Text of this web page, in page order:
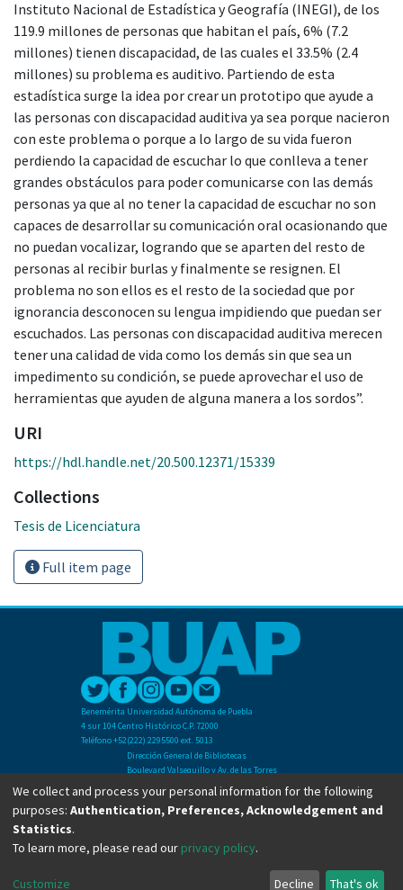
Instituto Nacional de Estadística y Geografía (INEGI), de los
119.9 millones de personas que habitan el país, 6% (7.2
millones) tienen discapacidad, de las cuales el 33.5% (2.4
millones) su problema es auditivo. Partiendo de esta
estadística surge la idea por crear un prototipo que ayude a
las personas con discapacidad auditiva ya sea porque nacieron
con este problema o porque a lo largo de su vida fueron
perdiendo la capacidad de escuchar lo que conlleva a tener
grandes obstáculos para poder comunicarse con las demás
personas ya que al no tener la capacidad de escuchar no son
capaces de desarrollar su comunicación oral ocasionando que
no puedan vocalizar, logrando que se aparten del resto de
personas al recibir burlas y finalmente se resignen. El
problema no son ellos es el resto de la sociedad que por
ignorancia desconocen su lengua impidiendo que puedan ser
escuchados. Las personas con discapacidad auditiva merecen
tener una calidad de vida como los demás sin que sea un
impedimento su condición, se puede aprovechar el uso de
herramientas que ayuden de alguna manera a los sordos”.
URI
https://hdl.handle.net/20.500.12371/15339
Collections
Tesis de Licenciatura
Full item page
Benemérita Universidad Autónoma de Puebla
4 sur 104 Centro Histórico C.P. 72000
Teléfono +52(222) 2295500 ext. 5013
Dirección General de Bibliotecas
Boulevard Valsequillo y Av. de las Torres
Ciudad Universitaria. Col. San Manuel
C.P. 72570
Teléfono +52 (222) 2295500 Ext 2901
Copyright © Dirección General de Bibliotecas - BUAP 2024. All right reserved.
We collect and process your personal information for the following
purposes: Authentication, Preferences, Acknowledgement and
Statistics.
To learn more, please read our privacy policy.
Customize Decline That's ok